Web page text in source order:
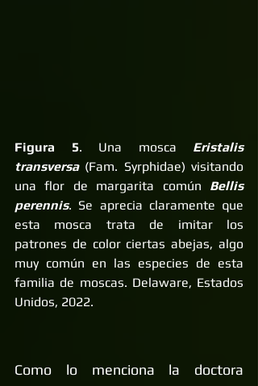
Figura 5. Una mosca Eristalis
transversa (Fam. Syrphidae) visitando
una flor de margarita común Bellis
perennis. Se aprecia claramente que
esta mosca trata de imitar los
patrones de color ciertas abejas, algo
muy común en las especies de esta
familia de moscas. Delaware, Estados
Unidos, 2022.